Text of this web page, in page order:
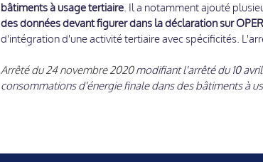
bâtiments à usage tertiaire. Il a notamment ajouté
des données devant figurer dans la déclaration sur
d'intégration d'une activité tertiaire avec spécificités.
Arrêté du 24 novembre 2020modifiant l'arrêté du 10
consommations d'énergie finale dans des bâtiments à